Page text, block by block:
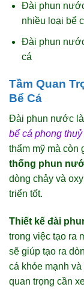
Đài phun
nhiều loại bể
Đài phun
cá
Tầm Quan
Bể Cá
Đài phun nước là
bể cá phong thuỷ
thẩm mỹ mà còn
thống phun
dòng chảy và
triển tốt.
Thiết kế đài
trong việc tạo ra
sẽ giúp tạo ra
cá khỏe mạnh
quan trọng cần